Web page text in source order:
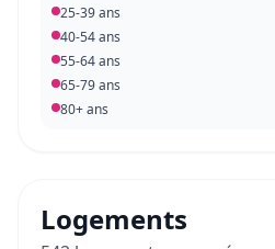
25-39 ans
40-54 ans
55-64 ans
65-79 ans
80+ ans
Logements